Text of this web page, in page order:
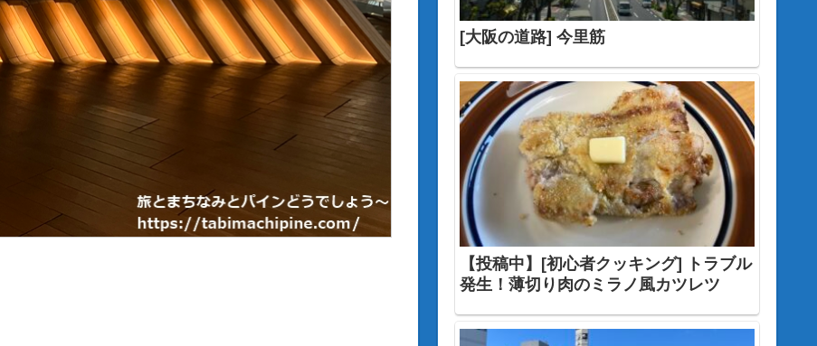
[大阪の道路] 今里筋
【投稿中】[初心者クッキング] トラブル
発生！薄切り肉のミラノ風カツレツ